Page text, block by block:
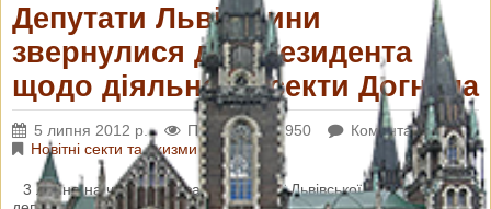
Депутати Львівщини
звернулися до Президента
щодо діяльності секти Догнала
5 липня 2012 р. Переглядів: 5950
Коментарі: 0
Новітні секти та схизми
3 липня на черговому засіданні сесії Львівської обласної ради